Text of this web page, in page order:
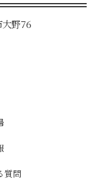
野76
質問